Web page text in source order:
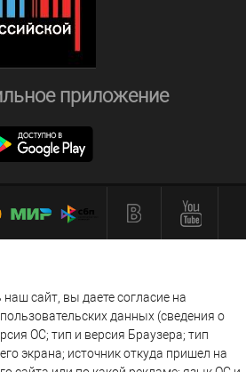
приложение
сайт, вы даете согласие на
данных (сведения о
ОС; тип и версия Браузера; тип
экрана; источник откуда пришел на